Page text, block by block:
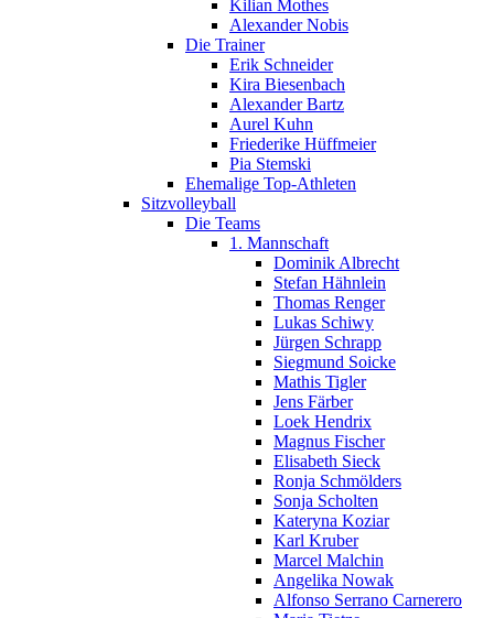
Kilian Mothes
Alexander Nobis
Die Trainer
Erik Schneider
Kira Biesenbach
Alexander Bartz
Aurel Kuhn
Friederike Hüffmeier
Pia Stemski
Ehemalige Top-Athleten
Sitzvolleyball
Die Teams
1. Mannschaft
Dominik Albrecht
Stefan Hähnlein
Thomas Renger
Lukas Schiwy
Jürgen Schrapp
Siegmund Soicke
Mathis Tigler
Jens Färber
Loek Hendrix
Magnus Fischer
Elisabeth Sieck
Ronja Schmölders
Sonja Scholten
Kateryna Koziar
Karl Kruber
Marcel Malchin
Angelika Nowak
Alfonso Serrano Carnerero